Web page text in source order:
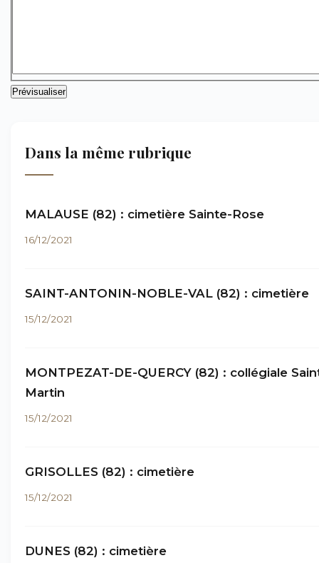
Dans la même rubrique
MALAUSE (82) : cimetière Sainte-Rose
16/12/2021
SAINT-ANTONIN-NOBLE-VAL (82) : cimetière
15/12/2021
MONTPEZAT-DE-QUERCY (82) : collégiale
Martin
15/12/2021
GRISOLLES (82) : cimetière
15/12/2021
DUNES (82) : cimetière